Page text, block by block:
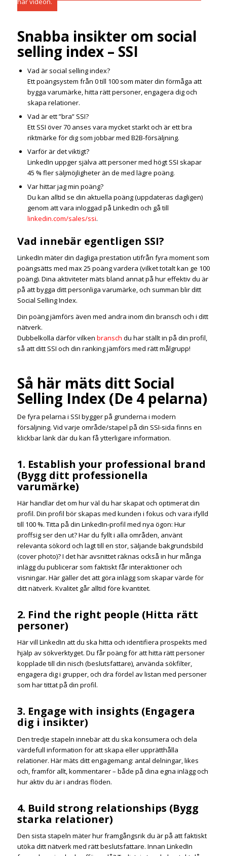
Snabba insikter om social
selling index – SSI
Vad är social selling index?
Ett poängsystem från 0 till 100 som mäter din förmåga att
bygga varumärke, hitta rätt personer, engagera dig och
skapa relationer.
Vad är ett ”bra” SSI?
Ett SSI över 70 anses vara mycket starkt och är ett bra
riktmärke för dig som jobbar med B2B-försäljning.
Varför är det viktigt?
LinkedIn uppger själva att personer med högt SSI skapar
45 % fler säljmöjligheter än de med lägre poäng.
Var hittar jag min poäng?
Du kan alltid se din aktuella poäng (uppdateras dagligen)
genom att vara inloggad på LinkedIn och gå till
linkedin.com/sales/ssi.
Vad innebär egentligen SSI?
LinkedIn mäter din dagliga prestation utifrån fyra moment som
poängsätts med max 25 poäng vardera (vilket totalt kan ge 100
poäng). Dina aktiviteter mäts bland annat på hur effektiv du är
på att bygga ditt personliga varumärke, och summan blir ditt
Social Selling Index.
Din poäng jämförs även med andra inom din bransch och i ditt
nätverk.
Dubbelkolla därför vilken bransch du har ställt in på din profil,
så att ditt SSI och din ranking jämförs med rätt målgrupp!
Så här mäts ditt Social
Selling Index (De 4 pelarna)
De fyra pelarna i SSI bygger på grunderna i modern
försäljning. Vid varje område/stapel på din SSI-sida finns en
klickbar länk där du kan få ytterligare information.
1. Establish your professional brand
(Bygg ditt professionella
varumärke)
Här handlar det om hur väl du har skapat och optimerat din
profil. Din profil bör skapas med kunden i fokus och vara ifylld
till 100 %. Titta på din LinkedIn-profil med nya ögon: Hur
proffsig ser den ut? Har du fyllt i alla områden, använt
relevanta sökord och lagt till en stor, säljande bakgrundsbild
(cover photo)? I det här avsnittet räknas också in hur många
inlägg du publicerar som faktiskt får interaktioner och
visningar. Här gäller det att göra inlägg som skapar värde för
ditt nätverk. Kvalitet går alltid före kvantitet.
2. Find the right people (Hitta rätt
personer)
Här vill LinkedIn att du ska hitta och identifiera prospekts med
hjälp av sökverktyget. Du får poäng för att hitta rätt personer
kopplade till din nisch (beslutsfattare), använda sökfilter,
engagera dig i grupper, och dra fördel av listan med personer
som har tittat på din profil.
3. Engage with insights (Engagera
dig i insikter)
Den tredje stapeln innebär att du ska konsumera och dela
värdefull information för att skapa eller upprätthålla
relationer. Här mäts ditt engagemang: antal delningar, likes
och, framför allt, kommentarer – både på dina egna inlägg och
hur aktiv du är i andras flöden.
4. Build strong relationships (Bygg
starka relationer)
Den sista stapeln mäter hur framgångsrik du är på att faktiskt
utöka ditt nätverk med rätt beslutsfattare. Innan LinkedIn